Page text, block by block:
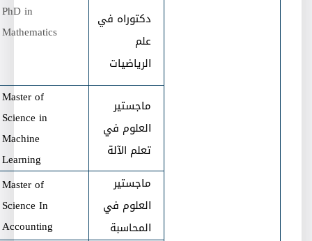
دكتوراه في
علم
الرياضيات
PhD in
Mathematics
ماجستير
العلوم في
تعلم الآلة
Master of
Science in
Machine
Learning
ماجستير
العلوم في
المحاسبة
Master of
Science In
Accounting